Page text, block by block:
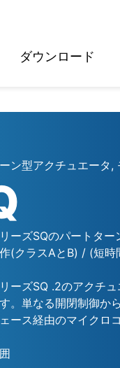
ダウンロード
ン型アクチュエータ,
ーズSQのパートタ
(クラスAとB) / (短時
ーズSQ .2のアクチ
。単なる開閉制御か
ース経由のマイクロ